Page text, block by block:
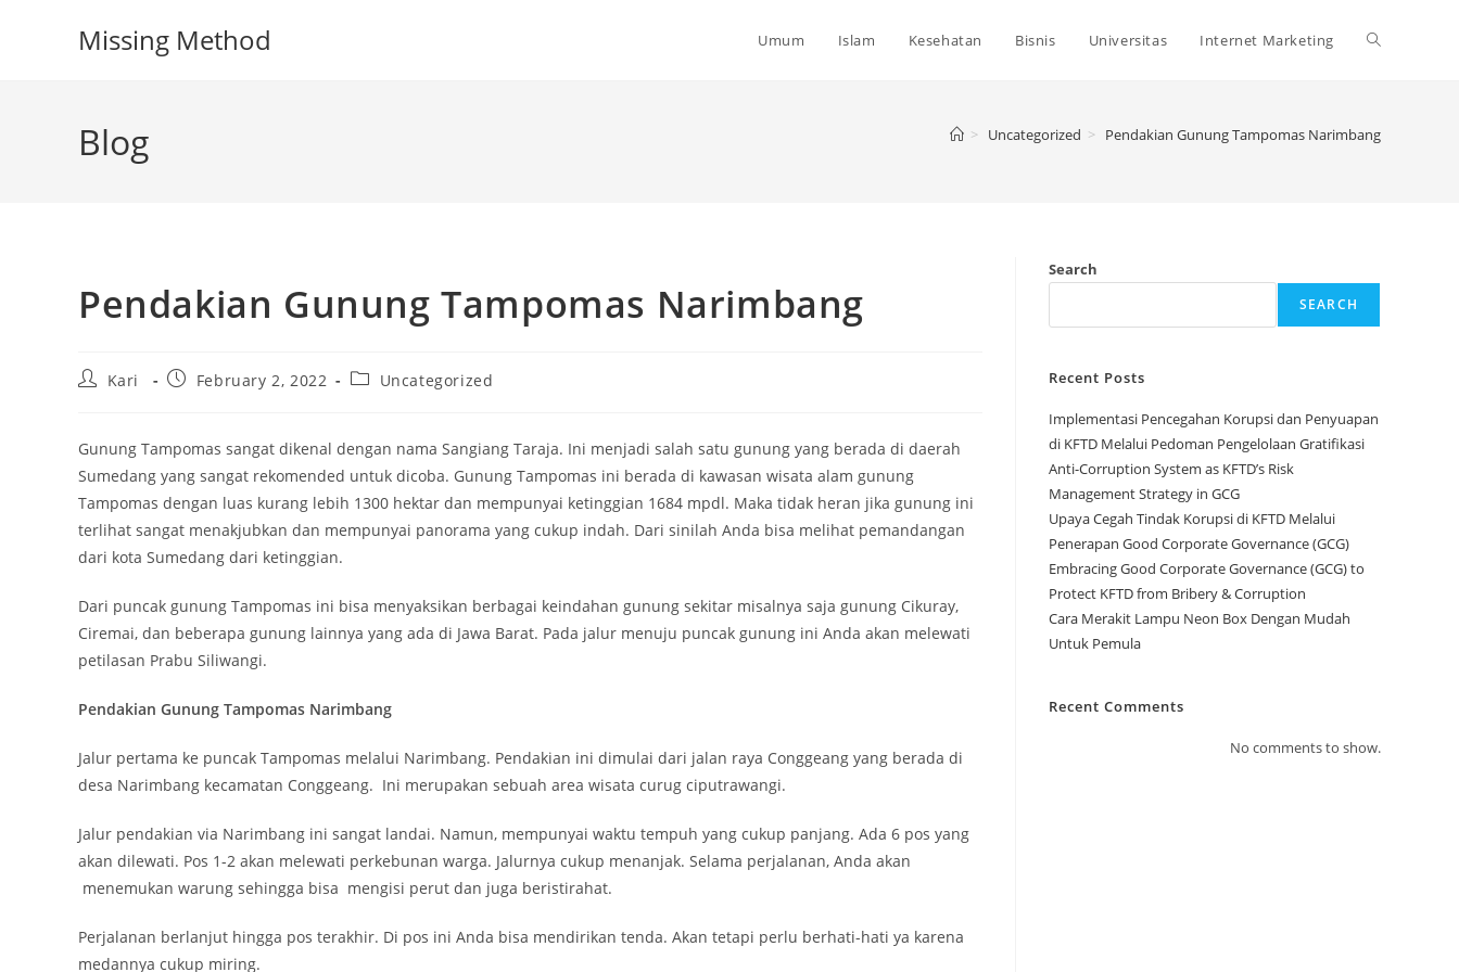
Missing Method Umum Islam Kesehatan Bisnis Universitas Internet Marketing Toggle
Blog > Uncategorized > Pendakian Gunung Tampomas Narimbang
Pendakian Gunung Tampomas Narimbang
PostKari
PostFebruary 2, 2022
PostUncategorized
Gunung Tampomas sangat dikenal dengan nama Sangiang Taraja. Ini menjadi salah satu gunung yang berada di daerah
Sumedang yang sangat rekomended untuk dicoba. Gunung Tampomas ini berada di kawasan wisata alam gunung
Tampomas dengan luas kurang lebih 1300 hektar dan mempunyai ketinggian 1684 mpdl. Maka tidak heran jika gunung ini
terlihat sangat menakjubkan dan mempunyai panorama yang cukup indah. Dari sinilah Anda bisa melihat pemandangan
dari kota Sumedang dari ketinggian.
Dari puncak gunung Tampomas ini bisa menyaksikan berbagai keindahan gunung sekitar misalnya saja gunung Cikuray,
Ciremai, dan beberapa gunung lainnya yang ada di Jawa Barat. Pada jalur menuju puncak gunung ini Anda akan melewati
petilasan Prabu Siliwangi.
Pendakian Gunung Tampomas Narimbang
Jalur pertama ke puncak Tampomas melalui Narimbang. Pendakian ini dimulai dari jalan raya Conggeang yang berada di
desa Narimbang kecamatan Conggeang. Ini merupakan sebuah area wisata curug ciputrawangi.
Jalur pendakian via Narimbang ini sangat landai. Namun, mempunyai waktu tempuh yang cukup panjang. Ada 6 pos yang
akan dilewati. Pos 1-2 akan melewati perkebunan warga. Jalurnya cukup menanjak. Selama perjalanan, Anda akan
menemukan warung sehingga bisa mengisi perut dan juga beristirahat.
Perjalanan berlanjut hingga pos terakhir. Di pos ini Anda bisa mendirikan tenda. Akan tetapi perlu berhati-hati ya karena
medannya cukup miring.
Search
SEARCH
Recent Posts
Implementasi Pencegahan Korupsi dan Penyuapan
di KFTD Melalui Pedoman Pengelolaan Gratifikasi
Anti-Corruption System as KFTD’s Risk
Management Strategy in GCG
Upaya Cegah Tindak Korupsi di KFTD Melalui
Penerapan Good Corporate Governance (GCG)
Embracing Good Corporate Governance (GCG) to
Protect KFTD from Bribery & Corruption
Cara Merakit Lampu Neon Box Dengan Mudah
Untuk Pemula
Recent Comments
No comments to show.